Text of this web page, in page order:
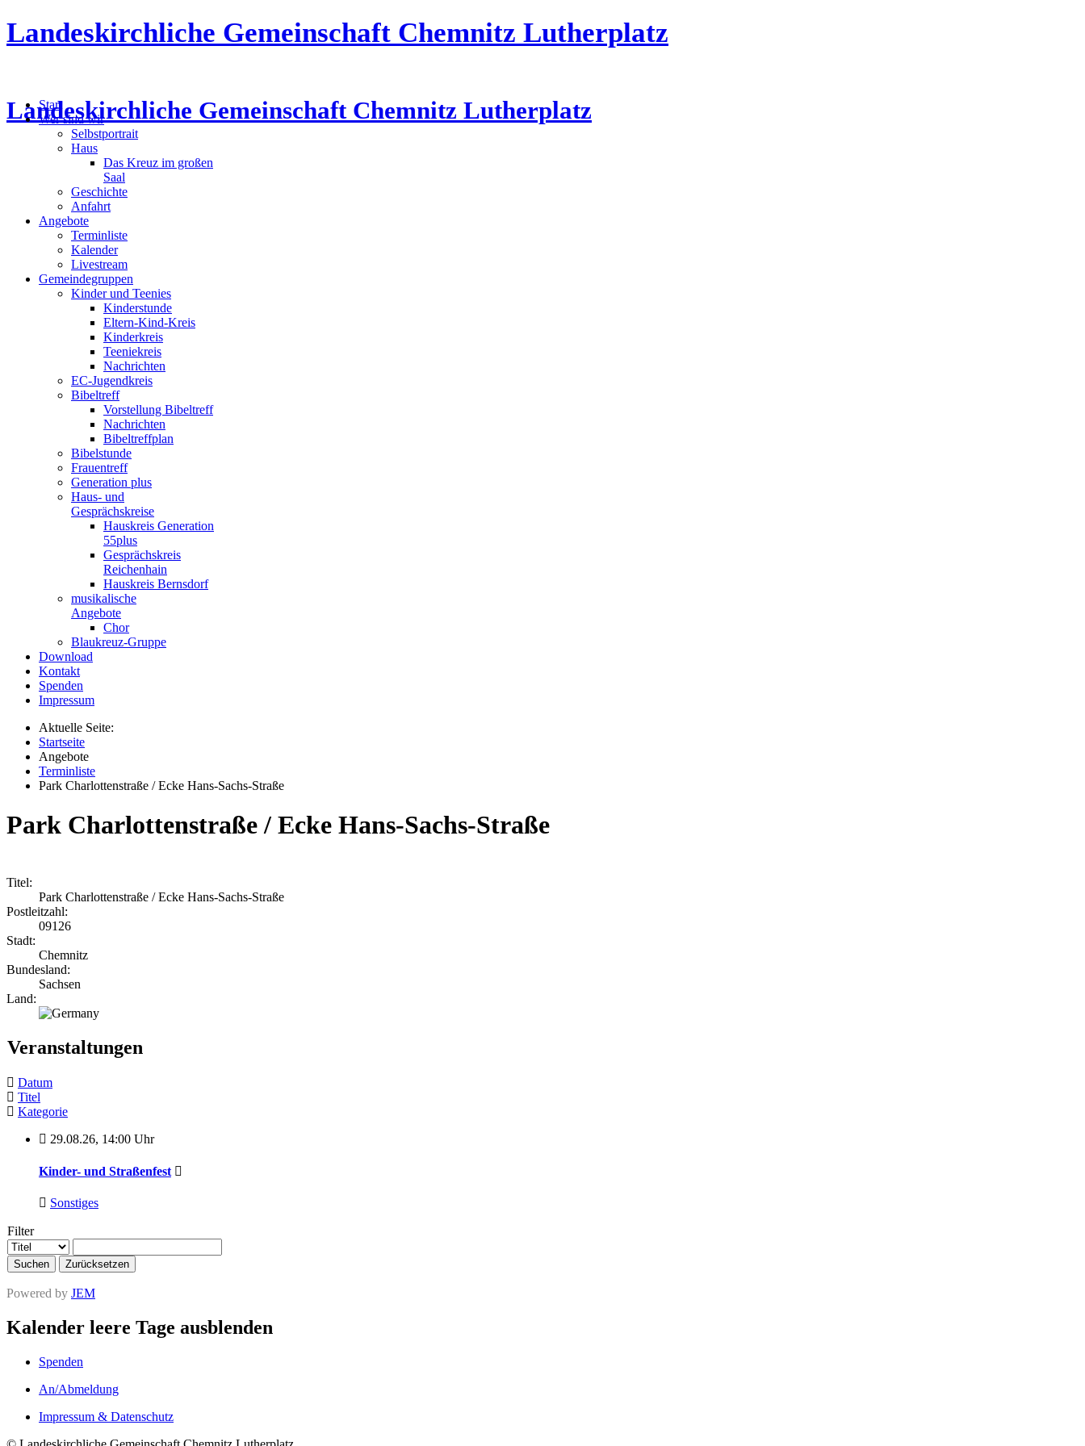
Landeskirchliche Gemeinschaft Chemnitz Lutherplatz
Landeskirchliche Gemeinschaft Chemnitz Lutherplatz
Start
Wer sind wir
Selbstportrait
Haus
Das Kreuz im großen
Saal
Geschichte
Anfahrt
Angebote
Terminliste
Kalender
Livestream
Gemeindegruppen
Kinder und Teenies
Kinderstunde
Eltern-Kind-Kreis
Kinderkreis
Teeniekreis
Nachrichten
EC-Jugendkreis
Bibeltreff
Vorstellung Bibeltreff
Nachrichten
Bibeltreffplan
Bibelstunde
Frauentreff
Generation plus
Haus- und
Gesprächskreise
Hauskreis Generation
55plus
Gesprächskreis
Reichenhain
Hauskreis Bernsdorf
musikalische
Angebote
Chor
Blaukreuz-Gruppe
Download
Kontakt
Spenden
Impressum
Aktuelle Seite:
Startseite
Angebote
Terminliste
Park Charlottenstraße / Ecke Hans-Sachs-Straße
Park Charlottenstraße / Ecke Hans-Sachs-Straße
Titel:
Park Charlottenstraße / Ecke Hans-Sachs-Straße
Postleitzahl:
09126
Stadt:
Chemnitz
Bundesland:
Sachsen
Land:
Veranstaltungen
Datum
Titel
Kategorie
29.08.26, 14:00 Uhr
Kinder- und Straßenfest
Sonstiges
Filter
Suchen Zurücksetzen
Powered by JEM
Kalender leere Tage ausblenden
Spenden
An/Abmeldung
Impressum & Datenschutz